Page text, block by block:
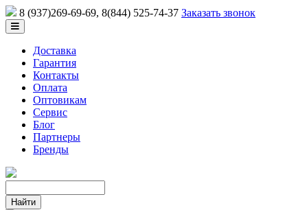
8 (937)269-69-69, 8(844) 525-74-37 Заказать звонок
Доставка
Гарантия
Контакты
Оплата
Оптовикам
Сервис
Блог
Партнеры
Бренды